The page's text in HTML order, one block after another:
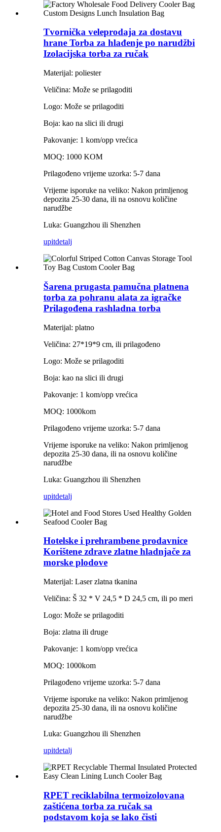
Tvornička veleprodaja za dostavu
hrane Torba za hlađenje po narudžbi
Izolacijska torba za ručak
Materijal: poliester
Veličina: Može se prilagoditi
Logo: Može se prilagoditi
Boja: kao na slici ili drugi
Pakovanje: 1 kom/opp vrećica
MOQ: 1000 KOM
Prilagođeno vrijeme uzorka: 5-7 dana
Vrijeme isporuke na veliko: Nakon primljenog
depozita 25-30 dana, ili na osnovu količine
narudžbe
Luka: Guangzhou ili Shenzhen
upitdetalj
Šarena prugasta pamučna platnena
torba za pohranu alata za igračke
Prilagođena rashladna torba
Materijal: platno
Veličina: 27*19*9 cm, ili prilagođeno
Logo: Može se prilagoditi
Boja: kao na slici ili drugi
Pakovanje: 1 kom/opp vrećica
MOQ: 1000kom
Prilagođeno vrijeme uzorka: 5-7 dana
Vrijeme isporuke na veliko: Nakon primljenog
depozita 25-30 dana, ili na osnovu količine
narudžbe
Luka: Guangzhou ili Shenzhen
upitdetalj
Hotelske i prehrambene prodavnice
Korištene zdrave zlatne hladnjače za
morske plodove
Materijal: Laser zlatna tkanina
Veličina: Š 32 * V 24,5 * D 24,5 cm, ili po meri
Logo: Može se prilagoditi
Boja: zlatna ili druge
Pakovanje: 1 kom/opp vrećica
MOQ: 1000kom
Prilagođeno vrijeme uzorka: 5-7 dana
Vrijeme isporuke na veliko: Nakon primljenog
depozita 25-30 dana, ili na osnovu količine
narudžbe
Luka: Guangzhou ili Shenzhen
upitdetalj
RPET reciklabilna termoizolovana
zaštićena torba za ručak sa
podstavom koja se lako čisti